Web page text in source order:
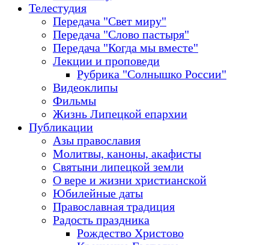
Телестудия
Передача "Свет миру"
Передача "Слово пастыря"
Передача "Когда мы вместе"
Лекции и проповеди
Рубрика "Солнышко России"
Видеоклипы
Фильмы
Жизнь Липецкой епархии
Публикации
Азы православия
Молитвы, каноны, акафисты
Святыни липецкой земли
О вере и жизни христианской
Юбилейные даты
Православная традиция
Радость праздника
Рождество Христово